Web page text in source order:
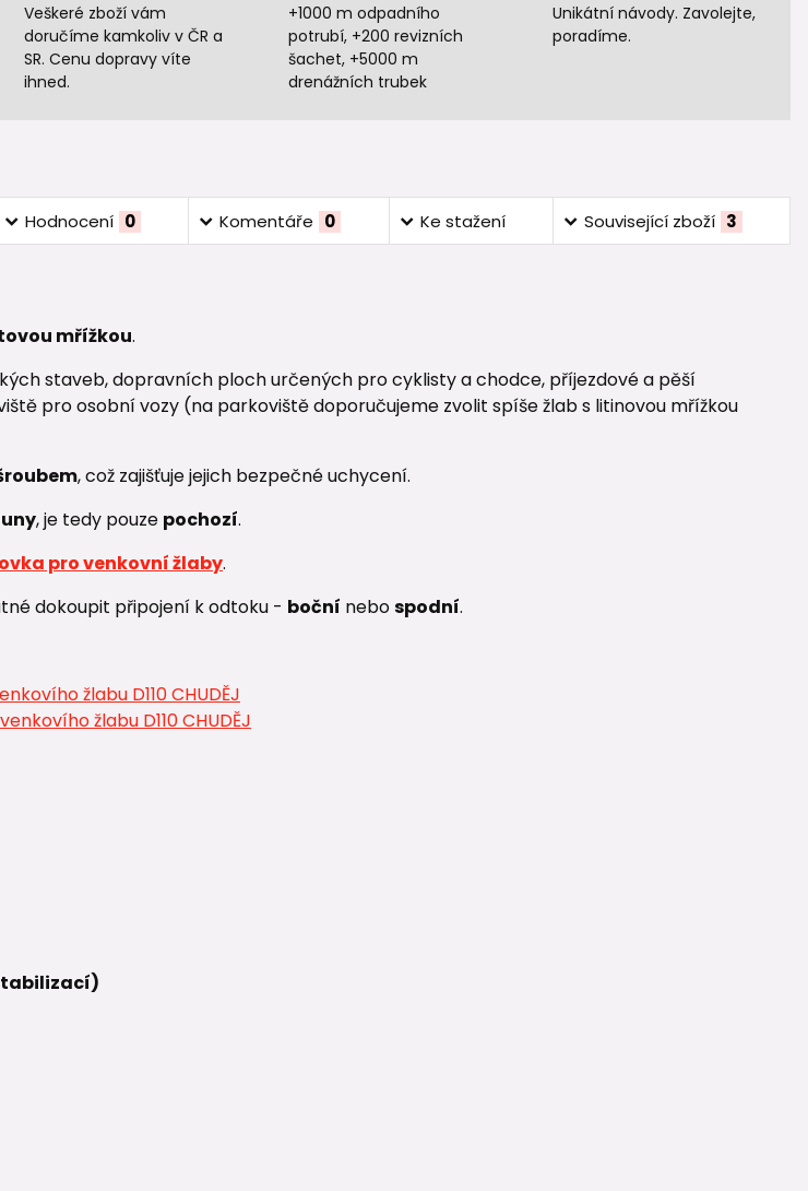
Veškeré zboží vám
doručíme kamkoliv v ČR a
SR. Cenu dopravy víte
ihned.
+1000 m odpadního
potrubí, +200 revizních
šachet, +5000 m
drenážních trubek
Unikátní návody. Zavolejte,
poradíme.
Hodnocení 0 Komentáře 0 Ke stažení Související zboží 3
mřížkou.
staveb, dopravních ploch určených pro cyklisty a chodce, příjezdové a pěší
pro osobní vozy (na parkoviště doporučujeme zvolit spíše žlab s litinovou mřížkou
, což zajišťuje jejich bezpečné uchycení.
, je tedy pouze pochozí.
pro venkovní žlaby.
dokoupit připojení k odtoku - boční nebospodní.
žlabu D110 CHUDĚJ
žlabu D110 CHUDĚJ